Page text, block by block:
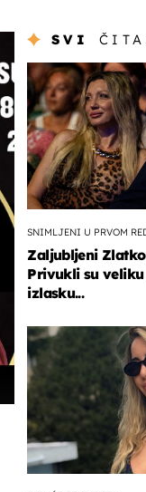
SVI
SNIMLJENI U PRVOM
Zaljubljeni
Privukli su
izlasku...